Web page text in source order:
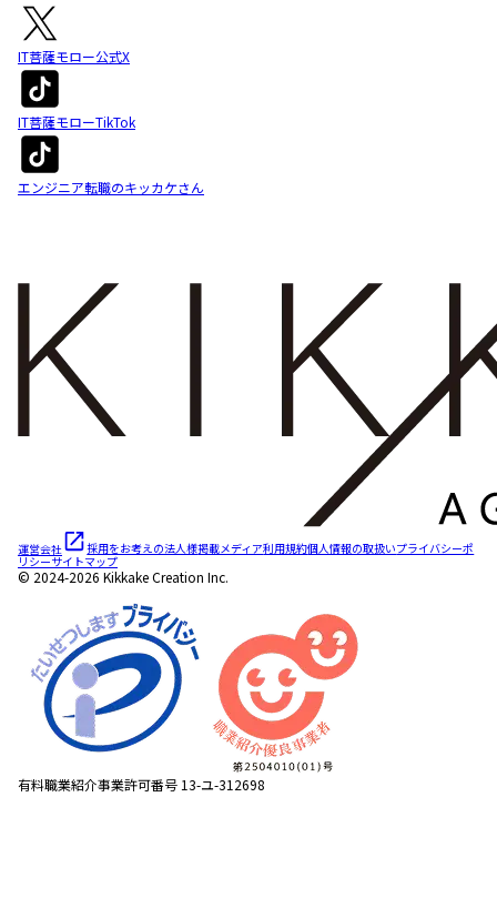
IT菩薩モロー公式X
IT菩薩モローTikTok
エンジニア転職のキッカケさん
運営会社 採用をお考えの法人様掲載メディア利用規約個人情報の取扱いプライバシーポ
リシーサイトマップ
© 2024-2026 Kikkake Creation Inc.
有料職業紹介事業許可番号 13-ユ-312698